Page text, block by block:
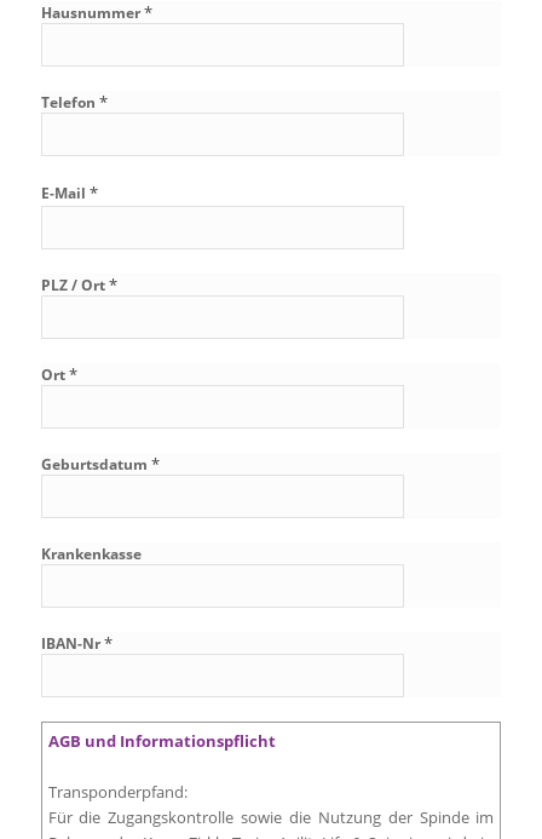
Hausnummer*
Telefon *
E-Mail *
PLZ / Ort*
Ort*
Geburtsdatum *
Krankenkasse
IBAN-Nr*
AGB und Informationspflicht
Transponderpfand:
Für die Zugangskontrolle sowie die Nutzung der Spinde im